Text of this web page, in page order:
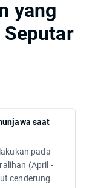
yang
Seputar
saat
pada
(April -
cenderung